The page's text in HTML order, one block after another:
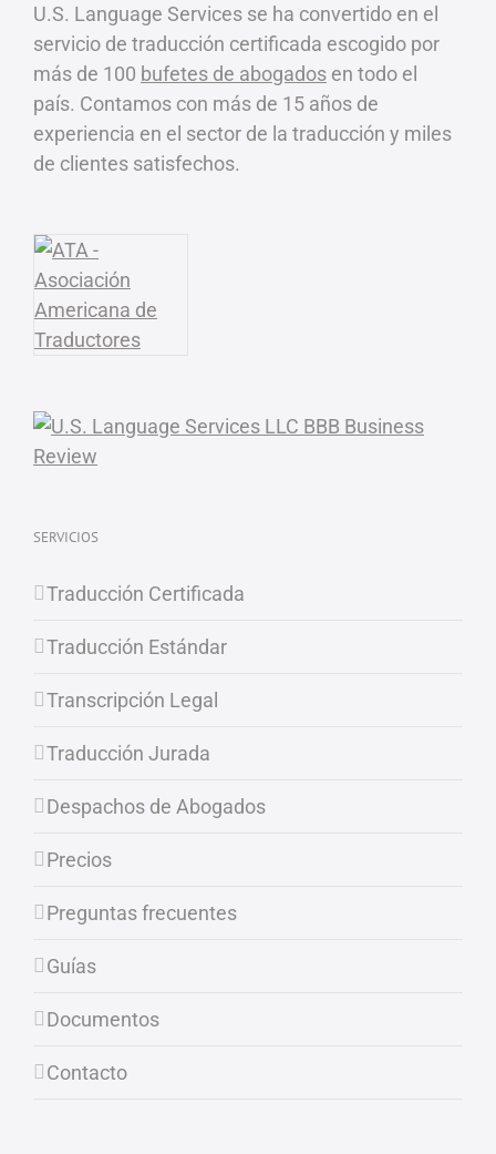
U.S. Language Services se ha convertido en el
servicio de traducción certificada escogido por
más de 100 bufetes de abogados en todo el
país. Contamos con más de 15 años de
experiencia en el sector de la traducción y miles
de clientes satisfechos.
SERVICIOS
Traducción Certificada
Traducción Estándar
Transcripción Legal
Traducción Jurada
Despachos de Abogados
Precios
Preguntas frecuentes
Guías
Documentos
Contacto